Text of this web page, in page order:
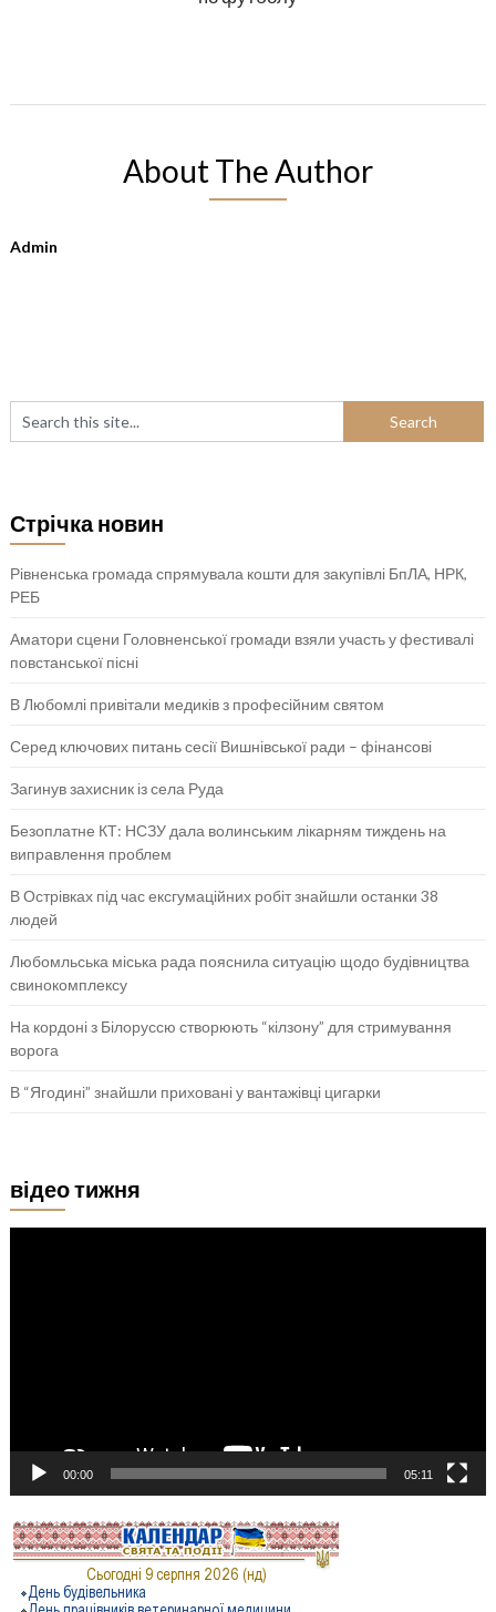
About The Author
Admin
Стрічка новин
Рівненська громада спрямувала кошти для закупівлі БпЛА, НРК,
РЕБ
Аматори сцени Головненської громади взяли участь у фестивалі
повстанської пісні
В Любомлі привітали медиків з професійним святом
Серед ключових питань сесії Вишнівської ради – фінансові
Загинув захисник із села Руда
Безоплатне КТ: НСЗУ дала волинським лікарням тиждень на
виправлення проблем
В Острівках під час ексгумаційних робіт знайшли останки 38
людей
Любомльська міська рада пояснила ситуацію щодо будівництва
свинокомплексу
На кордоні з Білоруссю створюють “кілзону” для стримування
ворога
В “Ягодині” знайшли приховані у вантажівці цигарки
відео тижня
00:00 05:11